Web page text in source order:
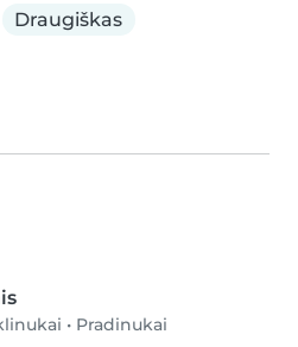
Draugiškas
• Pradinukai